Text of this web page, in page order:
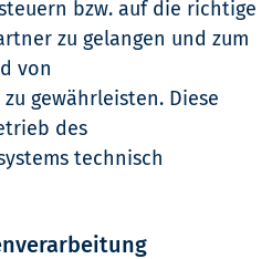
bzw. auf die richtige
zu gelangen und zum
von
gewährleisten. Diese
des
technisch